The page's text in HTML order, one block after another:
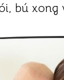
bú xong